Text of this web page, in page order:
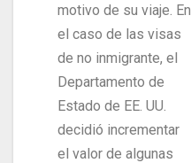
motivo de su viaje. En
el caso de las visas
de no inmigrante, el
Departamento de
Estado de EE. UU.
decidió incrementar
el valor de algunas